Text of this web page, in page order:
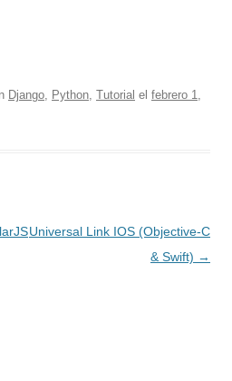
Django Python Tutorial el febrero 1,
Universal Link IOS (Objective-C
& Swift) →